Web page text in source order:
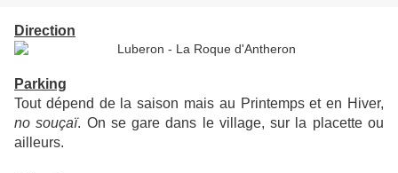
Direction
Parking
Tout dépend de la saison mais au Printemps et en Hiver,
no souçaï. On se gare dans le village, sur la placette ou
ailleurs.